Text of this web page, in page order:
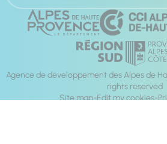
Agence de développement des Alpes de
rights reserved
Site map Edit my cookies